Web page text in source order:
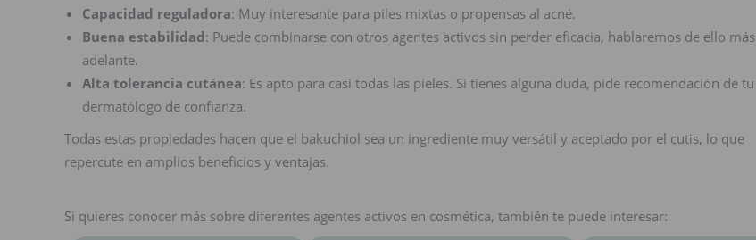
Capacidad reguladora: Muy interesante para piles mixtas o propensas al acné.
Buena estabilidad: Puede combinarse con otros agentes activos sin perder eficacia, hablaremos de ello más
adelante.
Alta tolerancia cutánea: Es apto para casi todas las pieles. Si tienes alguna duda, pide recomendación de tu
dermatólogo de confianza.
Todas estas propiedades hacen que el bakuchiol sea un ingrediente muy versátil y aceptado por el cutis, lo que
repercute en amplios beneficios y ventajas.
Si quieres conocer más sobre diferentes agentes activos en cosmética, también te puede interesar: